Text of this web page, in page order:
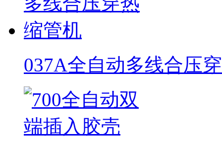
037A全自动多线合压